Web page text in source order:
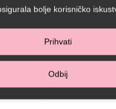
bolje korisničko
Prihvati
Odbij